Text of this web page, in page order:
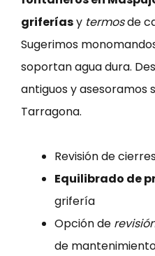
griferíasy termosde
Sugerimos
soportan agua dura.
antiguos y asesoramos
Tarragona.
Revisión de
Equilibrado de
grifería
Opción de
de